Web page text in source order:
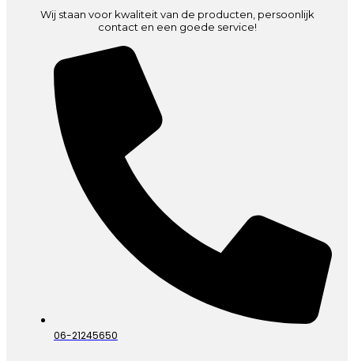
Wij staan voor kwaliteit van de producten, persoonlijk
contact en een goede service!
06-21245650